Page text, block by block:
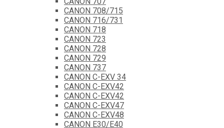
CANON 708/715
CANON 716/731
CANON 718
CANON 723
CANON 728
CANON 729
CANON 737
CANON C-EXV 34
CANON C-EXV42
CANON C-EXV42
CANON C-EXV47
CANON C-EXV48
CANON E30/E40